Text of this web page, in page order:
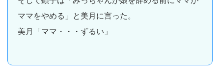
ママをやめる」と美月に言った。
美月「ママ・・・ずるい」